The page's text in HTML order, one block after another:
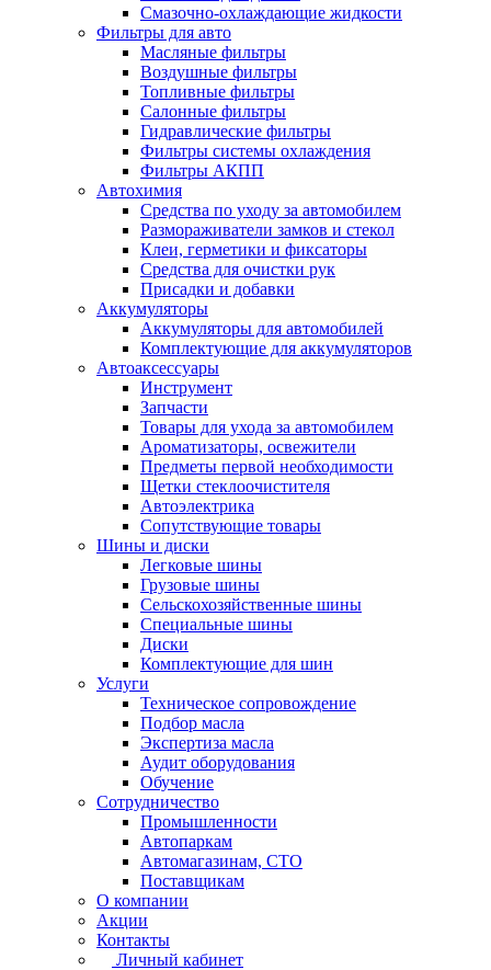
Смазочно-охлаждающие жидкости
Фильтры для авто
Масляные фильтры
Воздушные фильтры
Топливные фильтры
Салонные фильтры
Гидравлические фильтры
Фильтры системы охлаждения
Фильтры АКПП
Автохимия
Средства по уходу за автомобилем
Размораживатели замков и стекол
Клеи, герметики и фиксаторы
Средства для очистки рук
Присадки и добавки
Аккумуляторы
Аккумуляторы для автомобилей
Комплектующие для аккумуляторов
Автоаксессуары
Инструмент
Запчасти
Товары для ухода за автомобилем
Ароматизаторы, освежители
Предметы первой необходимости
Щетки стеклоочистителя
Автоэлектрика
Сопутствующие товары
Шины и диски
Легковые шины
Грузовые шины
Сельскохозяйственные шины
Специальные шины
Диски
Комплектующие для шин
Услуги
Техническое сопровождение
Подбор масла
Экспертиза масла
Аудит оборудования
Обучение
Сотрудничество
Промышленности
Автопаркам
Автомагазинам, СТО
Поставщикам
О компании
Акции
Контакты
Личный кабинет